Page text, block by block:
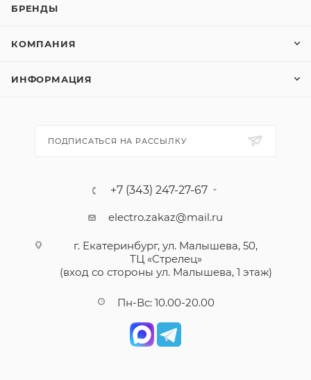
БРЕНДЫ
КОМПАНИЯ
ИНФОРМАЦИЯ
ПОДПИСАТЬСЯ НА РАССЫЛКУ
+7 (343) 247-27-67
electro.zakaz@mail.ru
г. Екатеринбург, ул. Малышева, 50,
ТЦ «Стрелец»
(вход со стороны ул. Малышева, 1 этаж)
Пн-Вс: 10.00-20.00